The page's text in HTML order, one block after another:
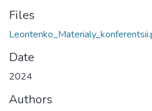
Files
Date
2024
Authors